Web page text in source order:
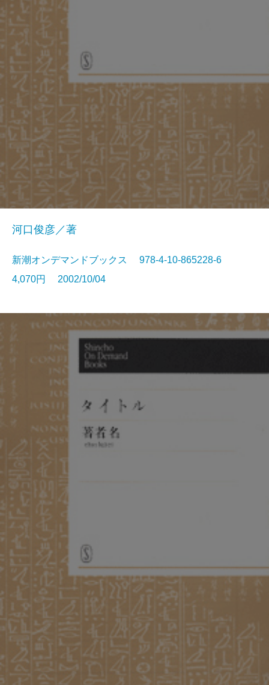
河口俊彦／著
新潮オンデマンドブックス 978-4-10-865228-6
4,070円 2002/10/04